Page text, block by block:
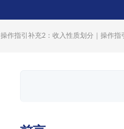
操作指引补充2：收入性质划分｜操作指